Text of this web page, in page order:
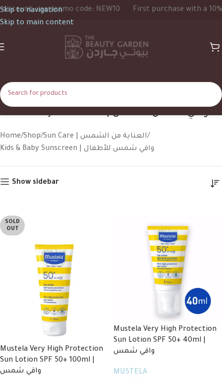
Skip to navigation
Skip to main content
use promo code: NEW10 First purchase with a 10%
Kids & Baby Sunscreen | واقي شمس للأطفال
Home Shop
Sun Care | العناية من الشمس
Kids & Baby Sunscreen | واقي شمس للأطفال
Show sidebar
SOLD
OUT
Mustela Very High Protection
Sun Lotion SPF 50+ 100ml |
واقي شمس
Mustela Very High Protection
Sun Lotion SPF 50+ 40ml |
واقي شمس
MUSTELA